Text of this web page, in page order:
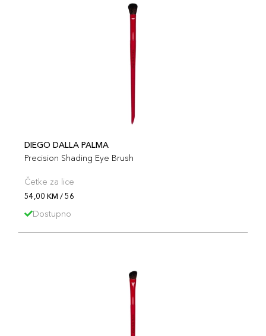
DIEGO DALLA PALMA
Precision Shading Eye Brush
Četke za lice
54,00 KM / 56
Dostupno